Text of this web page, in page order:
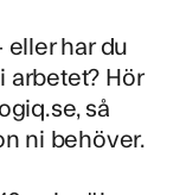
har du
arbetet? Hör
, så
ni behöver.